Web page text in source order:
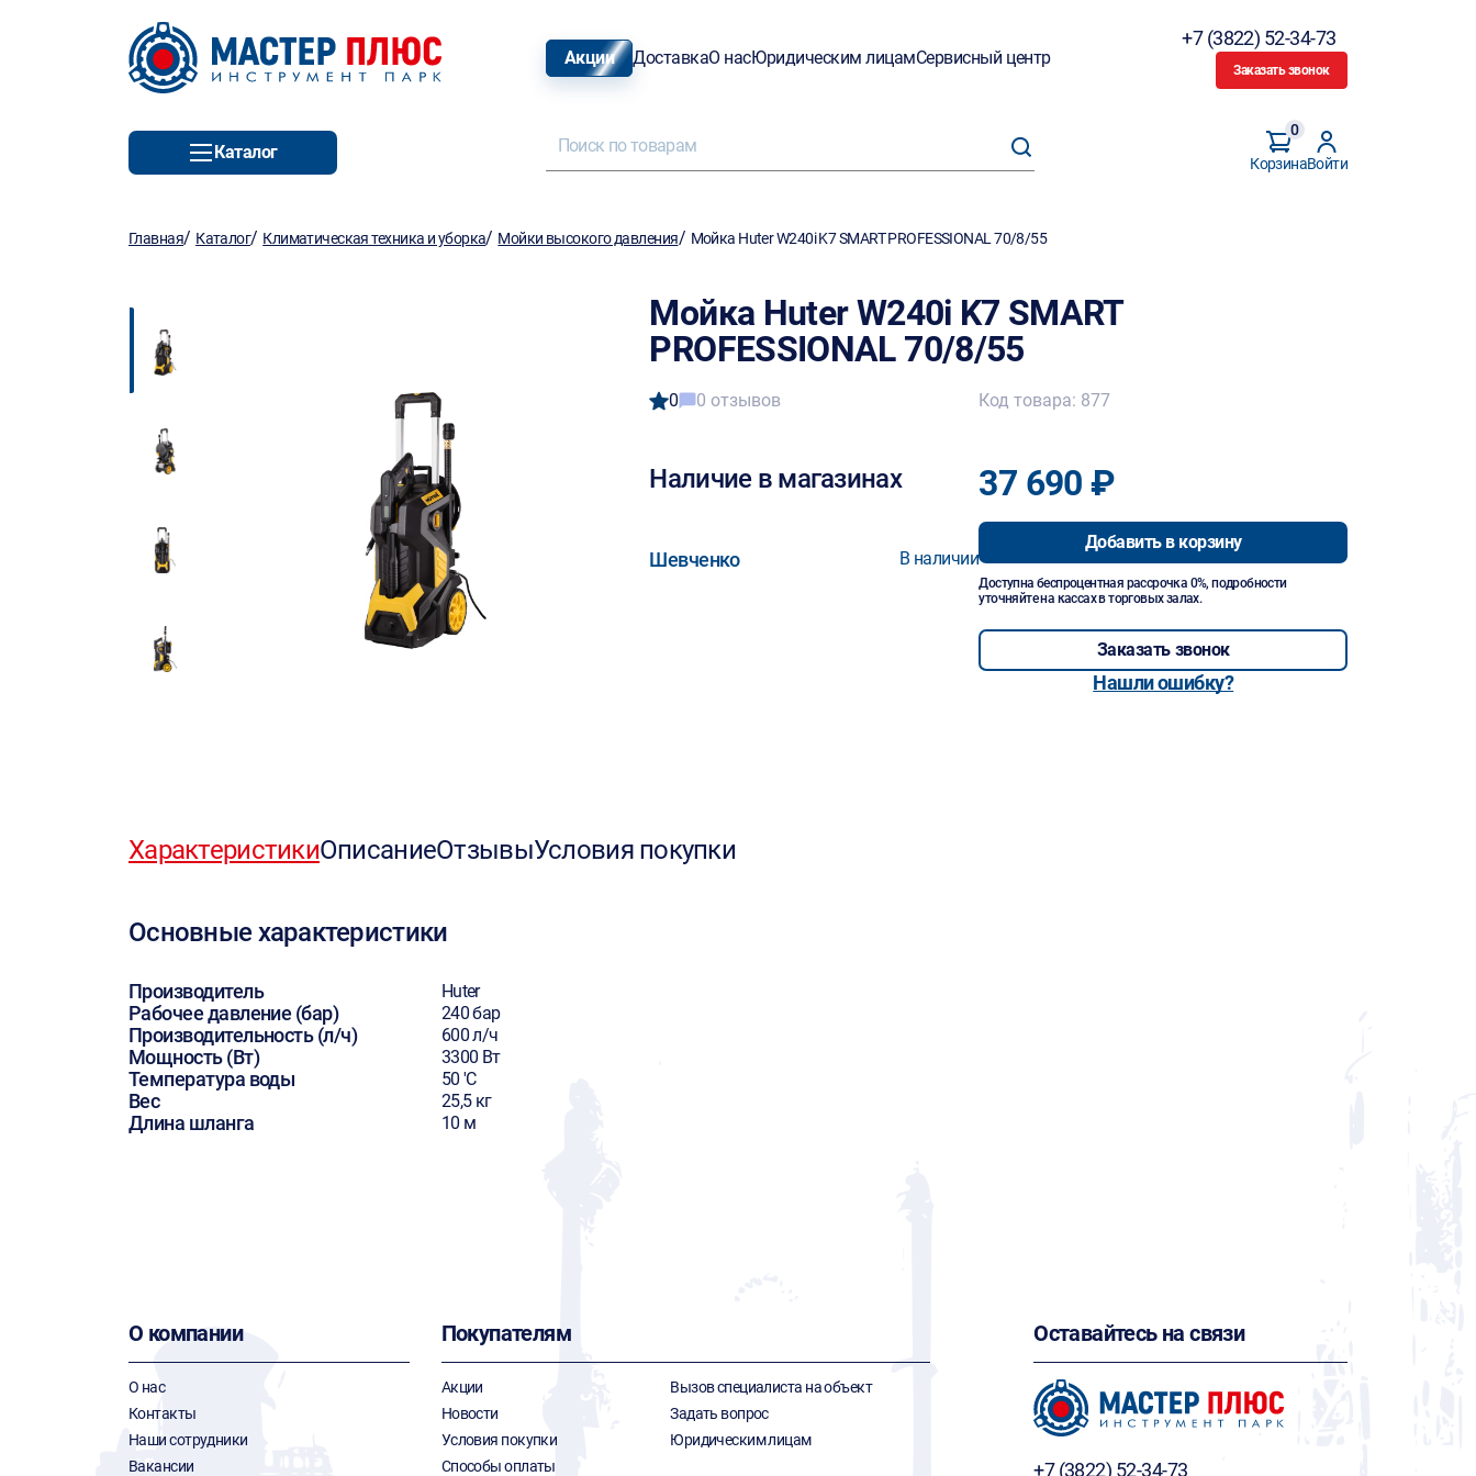
Акции ДоставкаО насЮридическим лицамСервисный центр
+7 (3822) 52-34-73
Заказать звонок
Каталог
Корзина
0
Войти
Главная/ Каталог/ Климатическая техника и уборка/ Мойки высокого давления/ Мойка Huter W240i K7 SMART PROFESSIONAL 70/8/55
Мойка Huter W240i K7 SMART
PROFESSIONAL 70/8/55
0 0 отзывов
Наличие в магазинах
Шевченко В наличии
Код товара: 877
37 690 ₽
Добавить в корзину
Доступна беспроцентная рассрочка 0%, подробности
уточняйте на кассах в торговых залах.
Заказать звонок
Нашли ошибку?
ХарактеристикиОписаниеОтзывыУсловия покупки
Основные характеристики
Производитель Huter
Рабочее давление (бар) 240 бар
Производительность (л/ч) 600 л/ч
Мощность (Вт) 3300 Вт
Температура воды 50 'C
Вес 25,5 кг
Длина шланга 10 м
О компании
О нас
Контакты
Наши сотрудники
Вакансии
Покупателям
Акции
Новости
Условия покупки
Способы оплаты
Вызов специалиста на объект
Задать вопрос
Юридическим лицам
Оставайтесь на связи
+7 (3822) 52-34-73